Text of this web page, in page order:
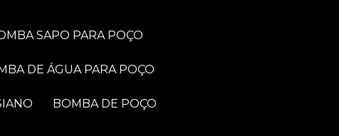
SAPO PARA POÇO
DE ÁGUA PARA POÇO
BOMBA DE POÇO